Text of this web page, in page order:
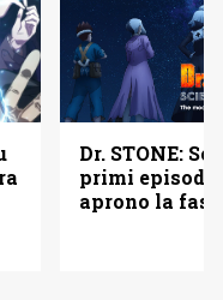
Dr. STONE:
primi episodi
aprono la